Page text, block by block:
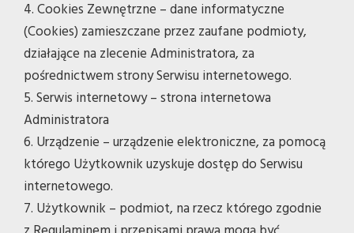
4. Cookies Zewnętrzne – dane informatyczne
(Cookies) zamieszczane przez zaufane podmioty,
działające na zlecenie Administratora, za
pośrednictwem strony Serwisu internetowego.
5. Serwis internetowy – strona internetowa
Administratora
6. Urządzenie – urządzenie elektroniczne, za pomocą
którego Użytkownik uzyskuje dostęp do Serwisu
internetowego.
7. Użytkownik – podmiot, na rzecz którego zgodnie